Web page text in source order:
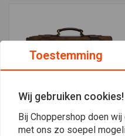
Toestemming
Wij gebruiken cookies!
Bij Choppershop doen
met ons zo soepel